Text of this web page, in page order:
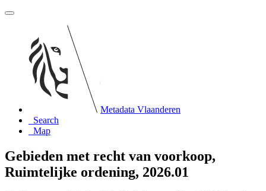
Metadata Vlaanderen
Search
Map
Gebieden met recht van voorkoop,
Ruimtelijke ordening, 2026.01